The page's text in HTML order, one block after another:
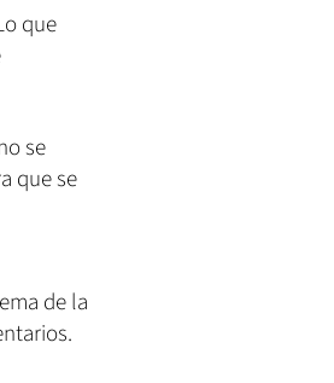
que
se
que se
de la